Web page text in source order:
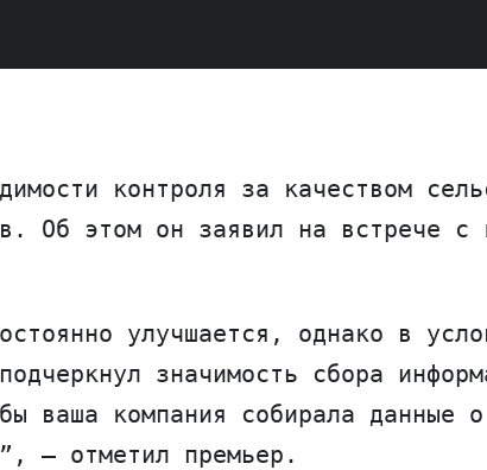
контроля за качеством
Об этом он заявил на встрече с
улучшается, однако в
значимость сбора
ваша компания собирала данные
– отметил премьер.